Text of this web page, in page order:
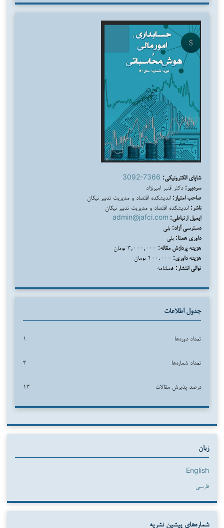
شاپای الکترونیکی: 3092-7366
سردبیر: دکتر قنبر امیرنژاد
صاحب امتیاز: اندیشکده اقتصاد و مدیریت تدبیر نیکان
ناشر: اندیشکده اقتصاد و مدیریت تدبیر نیکان
ایمیل ارتباطی: admin@jafci.com
دسترسی آزاد: بلی
داوری همتا: بلی
هزینه پردازش مقاله:
هزینه داوری:
توالی انتشار: فصلنامه
جدول اطلاعات
تعداد دوره‌ها ۱
تعداد شماره‌ها ۳
درصد پذیرش مقالات ۱۳
زبان
English
فارسی
شماره‌های پیشین نشریه